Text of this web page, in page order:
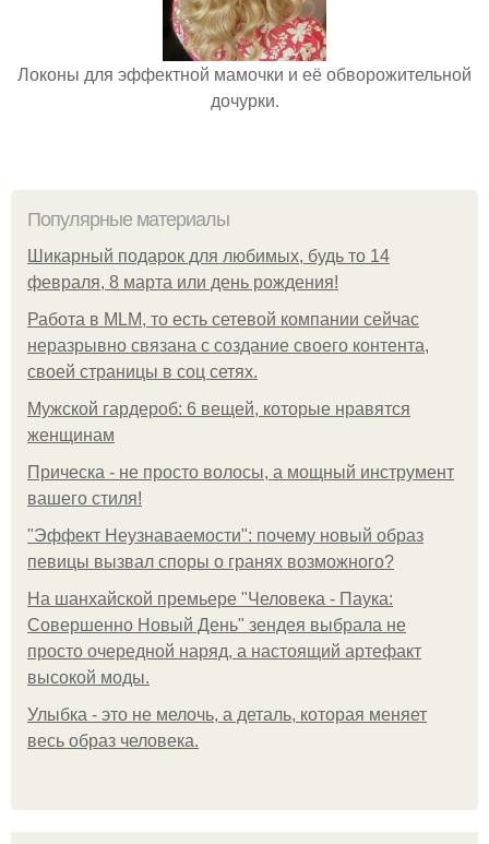
Локоны для эффектной мамочки и её обворожительной
дочурки.
Популярные материалы
Шикарный подарок для любимых, будь то 14
февраля, 8 марта или день рождения!
Работа в MLM, то есть сетевой компании сейчас
неразрывно связана с создание своего контента,
своей страницы в соц сетях.
Мужской гардероб: 6 вещей, которые нравятся
женщинам
Прическа - не просто волосы, а мощный инструмент
вашего стиля!
"Эффект Неузнаваемости": почему новый образ
певицы вызвал споры о гранях возможного?
На шанхайской премьере "Человека - Паука:
Совершенно Новый День" зендея выбрала не
просто очередной наряд, а настоящий артефакт
высокой моды.
Улыбка - это не мелочь, а деталь, которая меняет
весь образ человека.